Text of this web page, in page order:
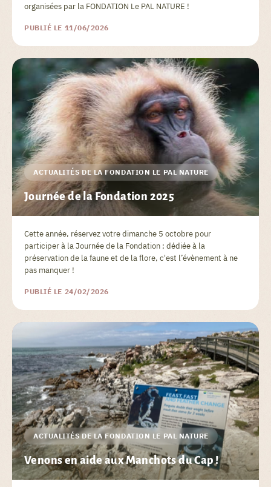
organisées par la FONDATION Le PAL NATURE !
PUBLIÉ LE 11/06/2026
ACTUALITÉS DE LA FONDATION LE PAL NATURE
Journée de la Fondation 2025
Cette année, réservez votre dimanche 5 octobre pour
participer à la Journée de la Fondation ; dédiée à la
préservation de la faune et de la flore, c'est l’évènement à ne
pas manquer !
PUBLIÉ LE 24/02/2026
ACTUALITÉS DE LA FONDATION LE PAL NATURE
Venons en aide aux Manchots du Cap !